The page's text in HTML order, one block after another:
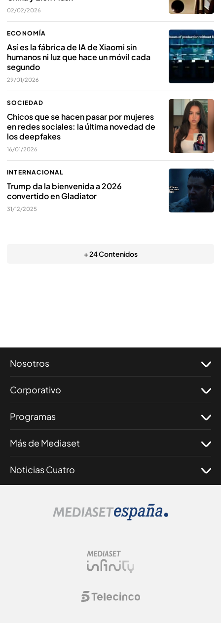
02/02/2026
ECONOMÍA
Así es la fábrica de IA de Xiaomi sin
humanos ni luz que hace un móvil cada
segundo
29/01/2026
SOCIEDAD
Chicos que se hacen pasar por mujeres
en redes sociales: la última novedad de
los deepfakes
16/01/2026
INTERNACIONAL
Trump da la bienvenida a 2026
convertido en Gladiator
31/12/2025
+ 24 Contenidos
Nosotros
Corporativo
Programas
Más de Mediaset
Noticias Cuatro